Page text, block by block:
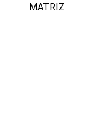
MATRIZ